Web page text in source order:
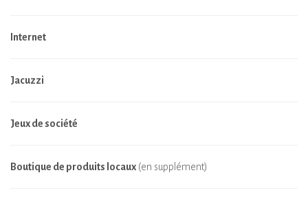
Internet
Jacuzzi
Jeux de société
Boutique de produits locaux (en supplément)